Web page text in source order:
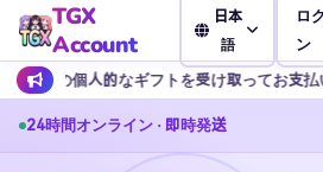
TGX
Account
日本
語
ロ
ン
取ってお支払いいたしません。プライベ
24時間オンライン · 即時発送